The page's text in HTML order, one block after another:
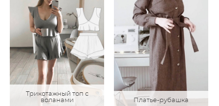
Трикотажный топ с
воланами
Платье-рубашка